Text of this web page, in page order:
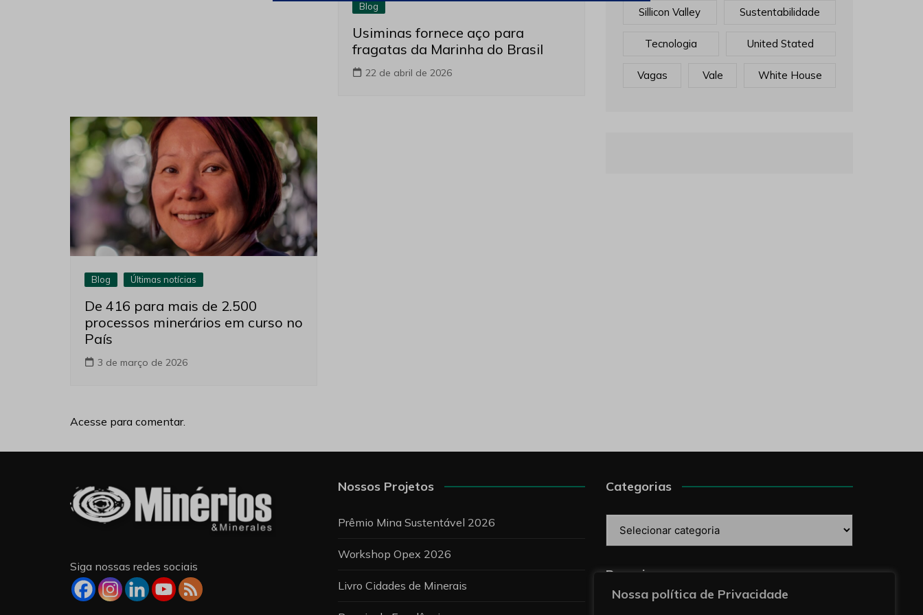
Nossa política de Privacidade
Blog
Usiminas fornece aço para
fragatas da Marinha do Brasil
22 de abril de 2026
Blog Últimas notícias
De 416 para mais de 2.500
processos minerários em curso no
País
3 de março de 2026
Acesse para comentar.
Sillicon Valley Sustentabilidade
Tecnologia United Stated
Vagas Vale White House
Siga nossas redes sociais
Nossos Projetos
Prêmio Mina Sustentável 2026
Workshop Opex 2026
Livro Cidades de Minerais
Categorias
Pesquise